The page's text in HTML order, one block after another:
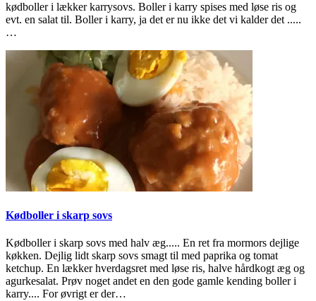
kødboller i lækker karrysovs. Boller i karry spises med løse ris og
evt. en salat til. Boller i karry, ja det er nu ikke det vi kalder det .....
…
Kødboller i skarp sovs
Kødboller i skarp sovs med halv æg..... En ret fra mormors dejlige
køkken. Dejlig lidt skarp sovs smagt til med paprika og tomat
ketchup. En lækker hverdagsret med løse ris, halve hårdkogt æg og
agurkesalat. Prøv noget andet en den gode gamle kending boller i
karry.... For øvrigt er der…